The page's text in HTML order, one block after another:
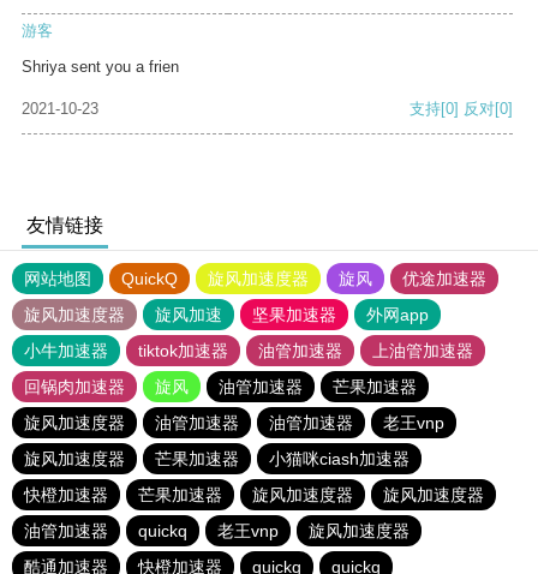
游客
Shriya sent you a frien
2021-10-23 支持[0] 反对[0]
友情链接
网站地图 QuickQ 旋风加速度器 旋风
优途加速器
旋风加速度器
旋风加速 坚果加速器
外网app
小牛加速器
tiktok加速器 油管加速器
上油管加速器
回锅肉加速器
旋风 油管加速器
芒果加速器
旋风加速度器
油管加速器 油管加速器
老王vnp
旋风加速度器
芒果加速器
小猫咪ciash加速器
快橙加速器
芒果加速器 旋风加速度器
旋风加速度器
油管加速器
quickq 老王vnp
旋风加速度器
酷通加速器
快橙加速器 quickq quickq